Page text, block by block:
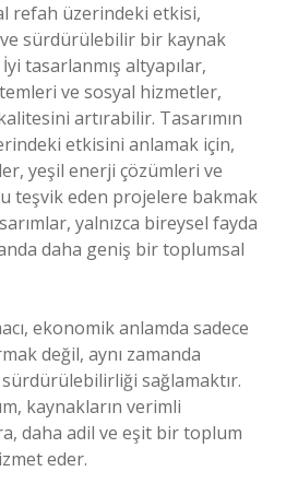
refah üzerindeki etkisi,
sürdürülebilir bir kaynak
tasarlanmış altyapılar,
ve sosyal hizmetler,
artırabilir. Tasarımın
etkisini anlamak için,
yeşil enerji çözümleri ve
teşvik eden projelere bakmak
yalnızca bireysel fayda
daha geniş bir toplumsal
ekonomik anlamda sadece
değil, aynı zamanda
sağlamaktır.
kaynakların verimli
daha adil ve eşit bir toplum
eder.